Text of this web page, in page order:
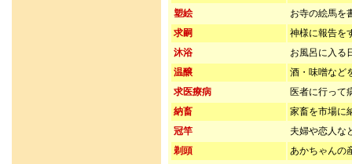
塑絵
お寺の絵馬を
求嗣
神様に報告を
沐浴
お風呂に入る
温醸
酒・味噌など
求医療病
医者に行って
納畜
家畜を市場に
冠竿
夫婦や恋人な
剃頭
あかちゃんの